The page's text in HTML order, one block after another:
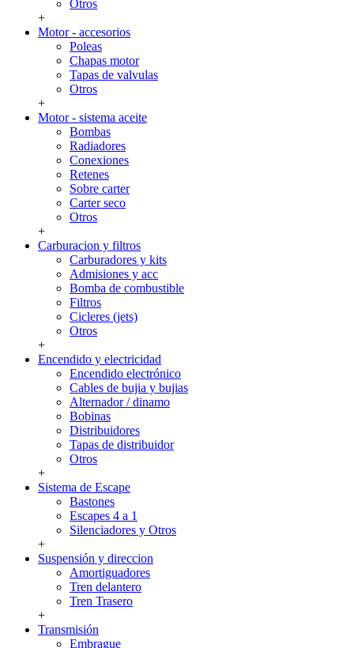
Otros
+
Motor - accesorios
Poleas
Chapas motor
Tapas de valvulas
Otros
+
Motor - sistema aceite
Bombas
Radiadores
Conexiones
Retenes
Sobre carter
Carter seco
Otros
+
Carburacion y filtros
Carburadores y kits
Admisiones y acc
Bomba de combustible
Filtros
Cicleres (jets)
Otros
+
Encendido y electricidad
Encendido electrónico
Cables de bujia y bujias
Alternador / dinamo
Bobinas
Distribuidores
Tapas de distribuidor
Otros
+
Sistema de Escape
Bastones
Escapes 4 a 1
Silenciadores y Otros
+
Suspensión y direccion
Amortiguadores
Tren delantero
Tren Trasero
+
Transmisión
Embrague